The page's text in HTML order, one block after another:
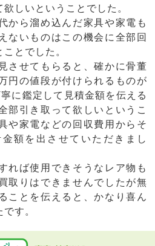
しいということでした。
から溜め込んだ家具や家電も
ないものはこの機会に全部回
とでした。
させてもらると、確かに骨董
円の値段が付けられるものが
に鑑定して見積金額を伝える
部引き取って欲しいというこ
や家電などの回収費用からそ
額を出させていただきまし
れば使用できそうなレア物も
取りはできませんでしたが無
ことを伝えると、かなり喜ん
す。